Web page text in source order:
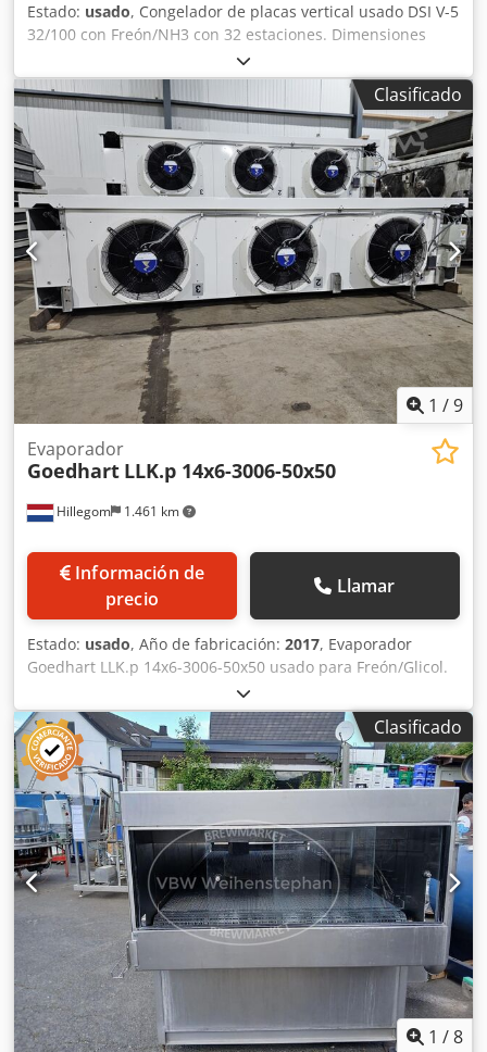
Estado: usado, Congelador de placas vertical usado DSI V-5
32/100 con Freón/NH3 con 32 estaciones. Dimensiones
interiores 1 estación: 810x100x580 mm (LxAnxAl).
Dimensiones totales del bloque: 4100x840x580 mm
(LxAnxAl). Capacidad y ejemplo basado en: Codorlk H Rjpfx
Ah Ssha 47,9 kg de filete de pescado por estación. 32
estaciones de congelación de 47,0 litros. Temperatura del
producto de +10°C a -18°C. La duración de un ciclo es de
185 minutos incluyendo descongelación, carga y descarga.
Temperatura de evaporación de -34°C. Filete de pescado:
497,3 kg/h Capacidad y ejemplo basado en: 44,7 kg de
pescado y arenque por estación. 32 estaciones de
congelación de 47,0 litros. Temperatura del producto de
+10°C a -18°C. La duración de un ciclo es de 190 minutos
incluyendo desforjado, carga y descarga. Temperatura de
evaporación de -34°C. Plat y arenque: 451,0 kg/h
Clasificado
1 /9
Hillegom 1.461 km
Evaporador
Goedhart LLK.p 14x6-3006-50x50
Información de
precio
Llamar
Estado: usado, Año de fabricación: 2017, Evaporador
Goedhart LLK.p 14x6-3006-50x50 usado para Freón/Glicol.
Completo con 3 ventiladores Ziehl-Abegg FN050-
ZID.DC.A7P2 - 50/60 Hz - 1,0 kW - 1550 RPM - diámetro 500
mm y un caudal de aire total de 25.000 m³/h. Chedpfx
Asrlk Dcjh Ssa
Clasificado
1 /8